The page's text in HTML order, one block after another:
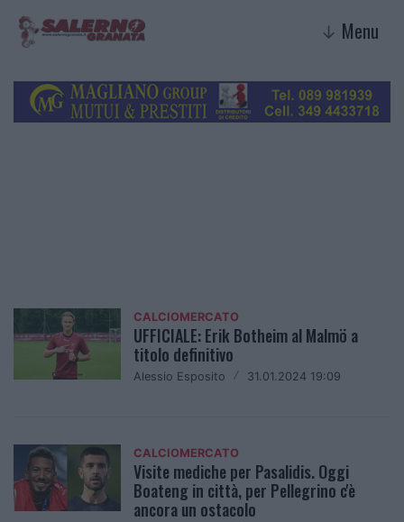
↓ Menu
CALCIOMERCATO
UFFICIALE: Erik Botheim al Malmö a
titolo definitivo
Alessio Esposito / 31.01.2024 19:09
CALCIOMERCATO
Visite mediche per Pasalidis. Oggi
Boateng in città, per Pellegrino c'è
ancora un ostacolo